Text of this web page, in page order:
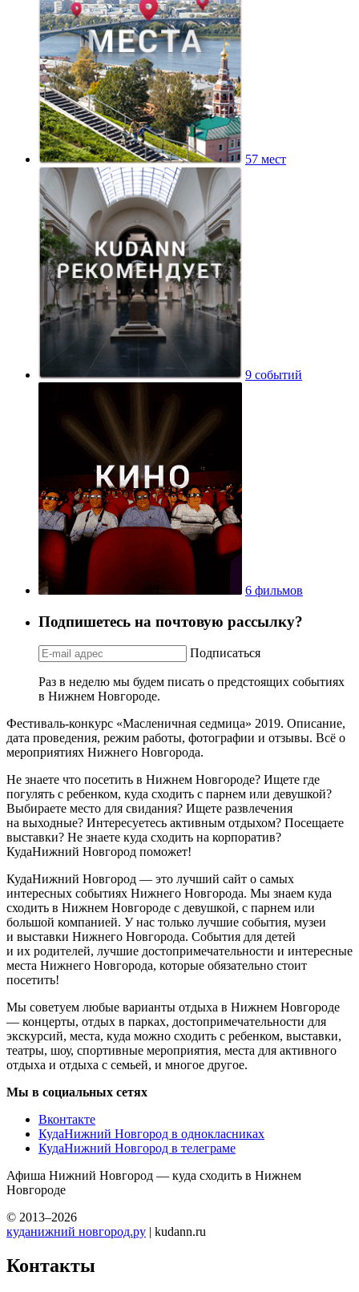
57 мест
9 событий
6 фильмов
Подпишетесь на почтовую рассылку?
Подписаться
Раз в неделю мы будем писать о предстоящих событиях
в Нижнем Новгороде.
Фестиваль-конкурс «Масленичная седмица» 2019. Описание,
дата проведения, режим работы, фотографии и отзывы. Всё о
мероприятиях Нижнего Новгорода.
Не знаете что посетить в Нижнем Новгороде? Ищете где
погулять с ребенком, куда сходить с парнем или девушкой?
Выбираете место для свидания? Ищете развлечения
на выходные? Интересуетесь активным отдыхом? Посещаете
выставки? Не знаете куда сходить на корпоратив?
КудаНижний Новгород поможет!
КудаНижний Новгород — это лучший сайт о самых
интересных событиях Нижнего Новгорода. Мы знаем куда
сходить в Нижнем Новгороде с девушкой, с парнем или
большой компанией. У нас только лучшие события, музеи
и выставки Нижнего Новгорода. События для детей
и их родителей, лучшие достопримечательности и интересные
места Нижнего Новгорода, которые обязательно стоит
посетить!
Мы советуем любые варианты отдыха в Нижнем Новгороде
— концерты, отдых в парках, достопримечательности для
экскурсий, места, куда можно сходить с ребенком, выставки,
театры, шоу, спортивные мероприятия, места для активного
отдыха и отдыха с семьей, и многое другое.
Мы в социальных сетях
Вконтакте
КудаНижний Новгород в однокласниках
КудаНижний Новгород в телеграме
Афиша Нижний Новгород — куда сходить в Нижнем
Новгороде
© 2013–2026
куданижний новгород.ру | kudann.ru
Контакты